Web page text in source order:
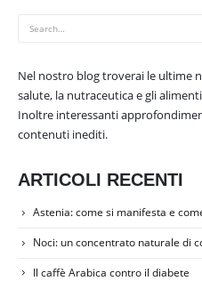
Nel nostro blog troverai le ultime
salute, la nutraceutica e gli
Inoltre interessanti
contenuti inediti.
ARTICOLI RECENTI
Astenia: come si manifesta e
Noci: un concentrato naturale di
Il caffè Arabica contro il diabete